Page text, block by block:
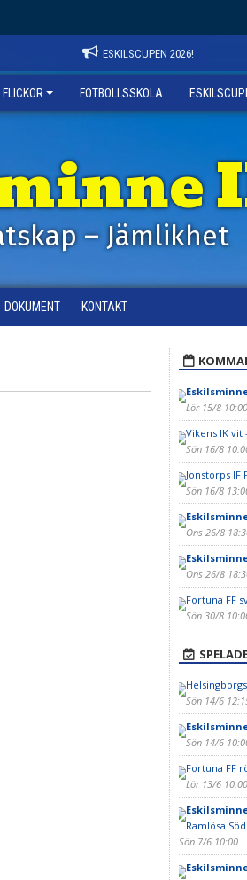
ESKILSCUPEN 2026!
FLICKOR FOTBOLLSSKOLA
– Jämlikhet
DOKUMENT KONTAKT
Lör 15/8 10:00
Vikens IK vit -
Sön 16/8
Jonstorps IF
Sön 16/8
Ons 26/8
Ons 26/8
Fortuna FF
Sön 30/8
Sön 14/6
Sön 14/6
Fortuna FF
Lör 13/6 10:00
Ramlösa
Sön 7/6 10:00